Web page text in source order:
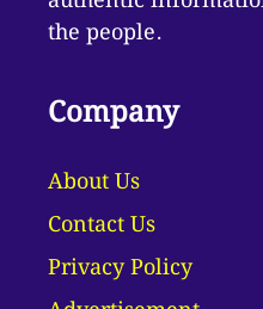
the people.
Company
About Us
Contact Us
Privacy Policy